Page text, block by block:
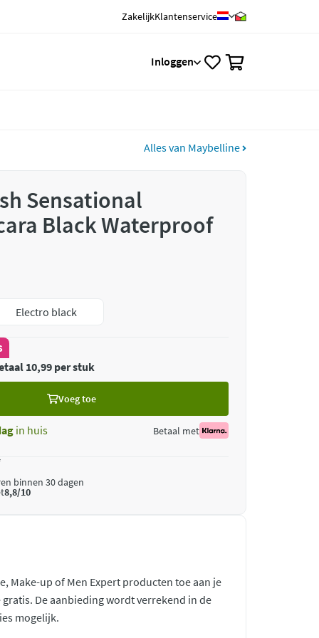
ZakelijkKlantenservice
Inloggen
Alles van Maybelline
Sensational
Black Waterproof
Electro black
10,99 per stuk
Voeg toe
in huis Betaal met
binnen 30 dagen
8,8/10
Make-up of Men Expert producten toe aan je
De aanbieding wordt verrekend in de
mogelijk.